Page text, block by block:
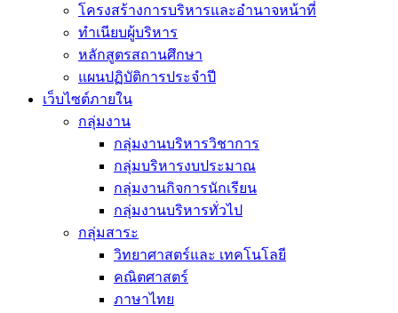
โครงสร้างการบริหารและอำนาจหน้าที่
ทำเนียบผู้บริหาร
หลักสูตรสถานศึกษา
แผนปฏิบัติการประจำปี
เว็บไซต์ภายใน
กลุ่มงาน
กลุ่มงานบริหารวิชาการ
กลุ่มบริหารงบประมาณ
กลุ่มงานกิจการนักเรียน
กลุ่มงานบริหารทั่วไป
กลุ่มสาระ
วิทยาศาสตร์และ เทคโนโลยี
คณิตศาสตร์
ภาษาไทย